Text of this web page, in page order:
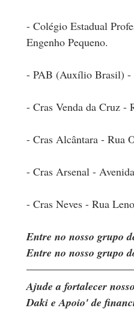
- Colégio Estadual
Engenho Pequeno.
- PAB (Auxílio Brasil) -
- Cras Venda da Cruz -
- Cras Alcântara - Rua
- Cras Arsenal -
- Cras Neves - Rua
Entre no nosso grupo
Entre no nosso grupo
Ajude a fortalecer
Daki e Apoio' de